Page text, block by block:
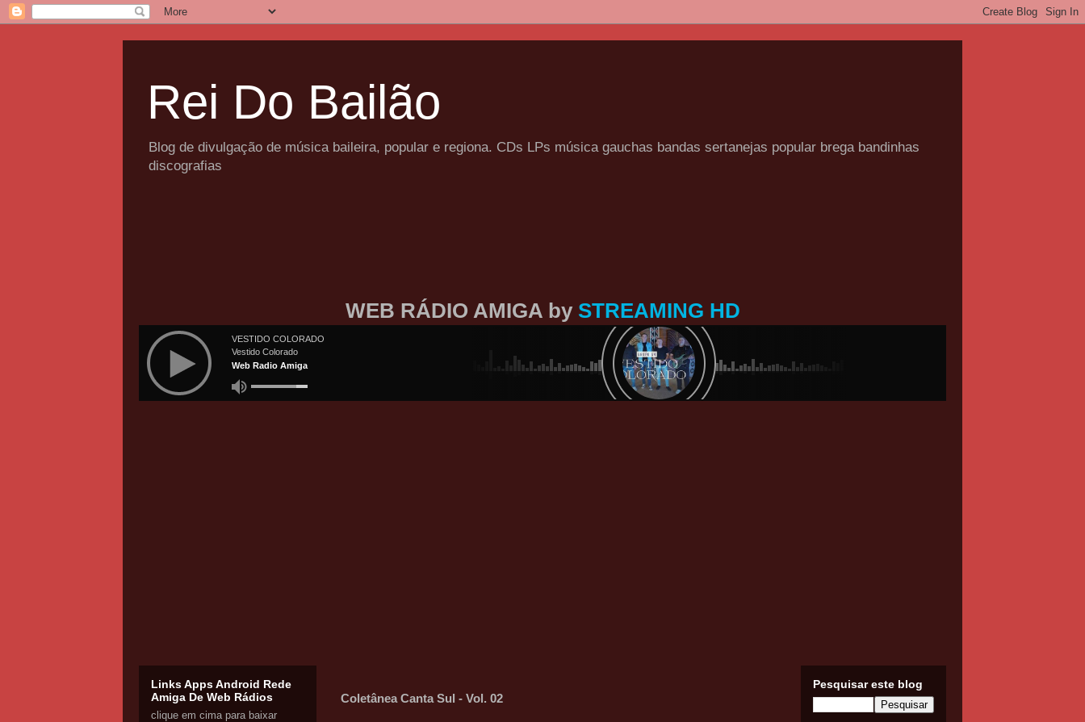
Rei Do Bailão
Blog de divulgação de música baileira, popular e regiona. CDs LPs música gauchas bandas sertanejas popular brega bandinhas
discografias
WEB RÁDIO AMIGA by STREAMING HD
Coletânea Canta Sul - Vol. 02
Links Apps Android Rede
Amiga De Web Rádios
clique em cima para baixar
Pesquisar este blog